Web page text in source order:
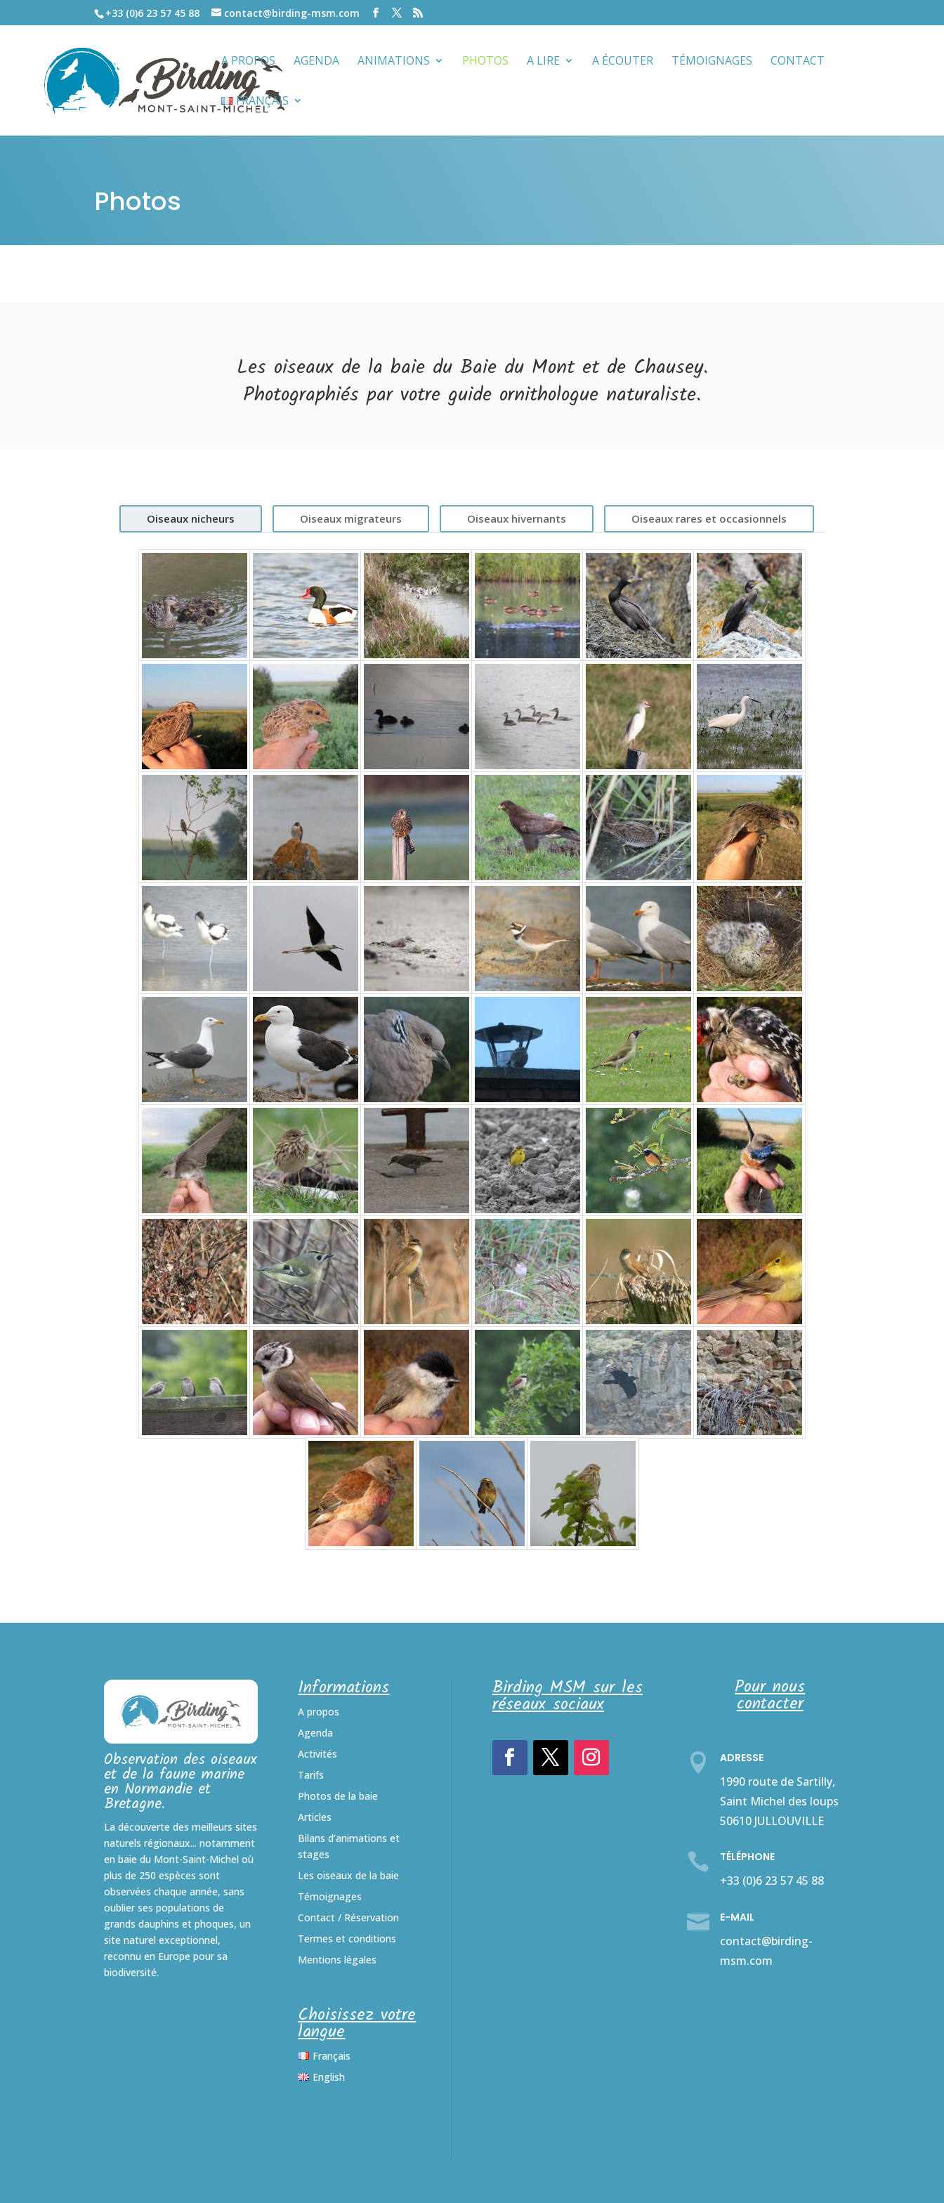
+33 (0)6 23 57 45 88 contact@birding-msm.com
A PROPOS AGENDA ANIMATIONS PHOTOS A LIRE A ÉCOUTER TÉMOIGNAGES CONTACT
FRANÇAIS
Photos
Les oiseaux de la baie du Baie du Mont et de Chausey.
Photographiés par votre guide ornithologue naturaliste.
Oiseaux nicheurs Oiseaux migrateurs Oiseaux hivernants Oiseaux rares et occasionnels
Observation des oiseaux
et de la faune marine
en Normandie et
Bretagne.
La découverte des meilleurs sites
naturels régionaux... notamment
en baie du Mont-Saint-Michel où
plus de 250 espèces sont
observées chaque année, sans
oublier ses populations de
grands dauphins et phoques, un
site naturel exceptionnel,
reconnu en Europe pour sa
biodiversité.
Informations
A propos
Agenda
Activités
Tarifs
Photos de la baie
Articles
Bilans d’animations et
stages
Les oiseaux de la baie
Témoignages
Contact / Réservation
Termes et conditions
Mentions légales
Choisissez votre
langue
Français
English
Birding MSM sur les
réseaux sociaux
Pour nous
contacter
 ADRESSE
1990 route de Sartilly,
Saint Michel des loups
50610 JULLOUVILLE
 TÉLÉPHONE
+33 (0)6 23 57 45 88
 E-MAIL
contact@birding-
msm.com